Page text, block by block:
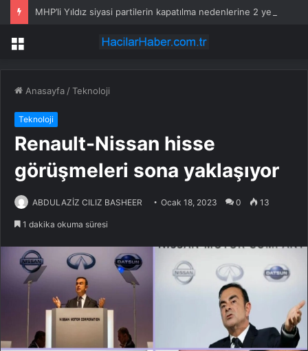
Menü
Anasayfa /Teknoloji
Teknoloji
Renault-Nissan hisse
görüşmeleri sona yaklaşıyor
ABDULAZİZ CILIZ BASHEER Ocak 18, 2023 0 13
1 dakika okuma süresi